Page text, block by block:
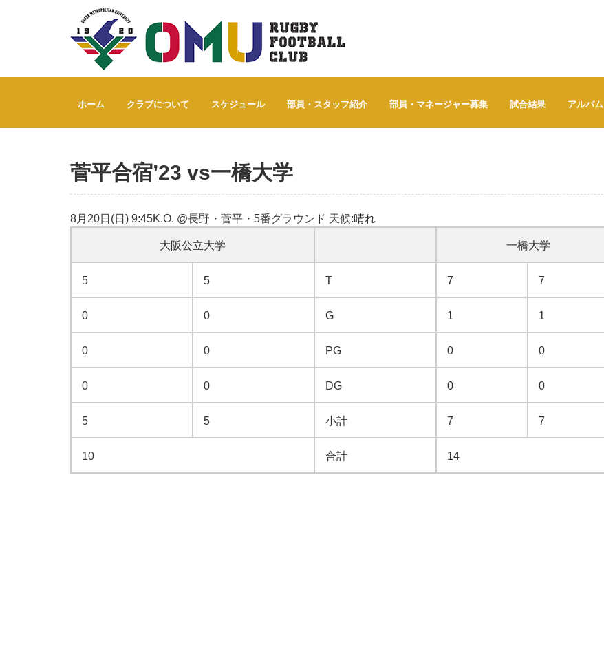
ホーム クラブについて スケジュール 部員・スタッフ紹介 部員・マネージャー募集 試合結果 アルバム
菅平合宿’23 vs一橋大学
菅平合宿’23 vs一橋大学
8月20日(日) 9:45K.O. @長野・菅平・5番グラウンド 天候:晴れ
大阪公立大学 一橋大学
5 5 T 7 7
0 0 G 1 1
0 0 PG 0 0
0 0 DG 0 0
5 5 小計 7 7
10 合計 14